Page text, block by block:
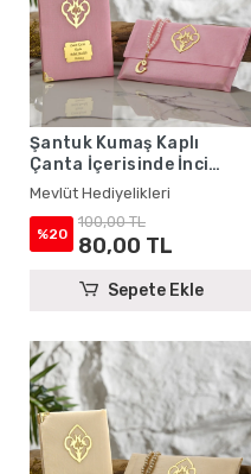
Şantuk Kumaş Kaplı
Çanta İçerisinde İnci
Tesbihli Pembe Renkli
Şantuk Yasin Kitabı Seti -
Mevlüt Hediyelikleri
Mevlüt Hediyelikleri
%20
100,00 TL
80,00 TL
Sepete Ekle